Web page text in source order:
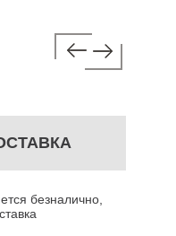
безналично,